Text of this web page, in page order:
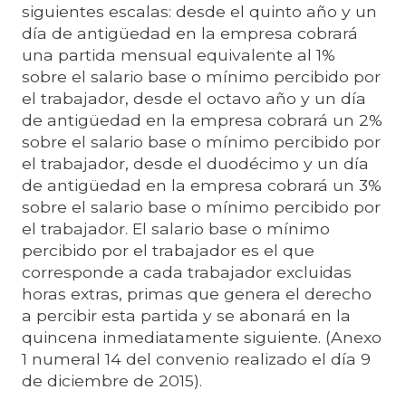
siguientes escalas: desde el quinto año y un
día de antigüedad en la empresa cobrará
una partida mensual equivalente al 1%
sobre el salario base o mínimo percibido por
el trabajador, desde el octavo año y un día
de antigüedad en la empresa cobrará un 2%
sobre el salario base o mínimo percibido por
el trabajador, desde el duodécimo y un día
de antigüedad en la empresa cobrará un 3%
sobre el salario base o mínimo percibido por
el trabajador. El salario base o mínimo
percibido por el trabajador es el que
corresponde a cada trabajador excluidas
horas extras, primas que genera el derecho
a percibir esta partida y se abonará en la
quincena inmediatamente siguiente. (Anexo
1 numeral 14 del convenio realizado el día 9
de diciembre de 2015).